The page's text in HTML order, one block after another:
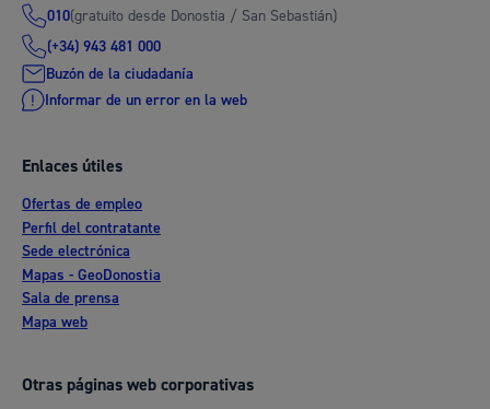
010(gratuito desde Donostia / San Sebastián)
(+34) 943 481 000
Buzón de la ciudadanía
Informar de un error en la web
Enlaces útiles
Ofertas de empleo
Perfil del contratante
Sede electrónica
Mapas - GeoDonostia
Sala de prensa
Mapa web
Otras páginas web corporativas